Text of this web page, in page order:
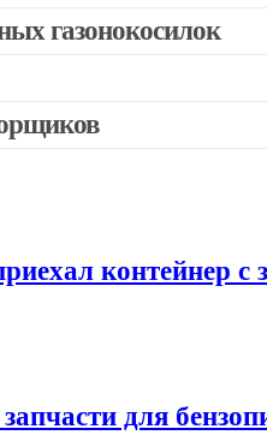
шуруповертов
другие
газонокосилок
контейнер с
для